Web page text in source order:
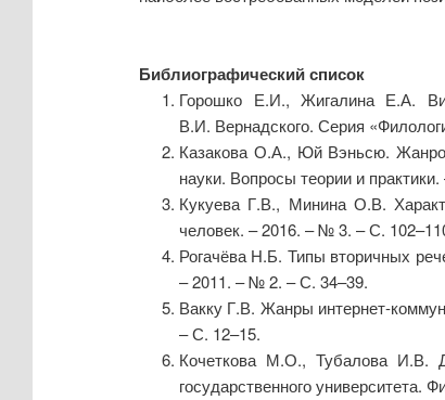
Библиографический список
Горошко Е.И., Жигалина Е.А.
В.И. Вернадского. Серия
Казакова О.А., Юй Вэньсю.
науки. Вопросы теории и
Кукуева Г.В., Минина О.В.
человек. – 2016. – № 3. – С.
Рогачёва Н.Б. Типы вторичных
– 2011. – № 2. – С. 34–39.
Вакку Г.В. Жанры интернет-
– С. 12–15.
Кочеткова М.О., Тубалова И.В.
государственного университета.